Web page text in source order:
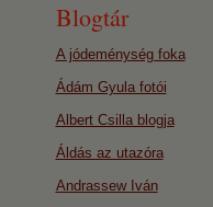
Blogtár
A jódeménység foka
Ádám Gyula fotói
Albert Csilla blogja
Áldás az utazóra
Andrassew Iván